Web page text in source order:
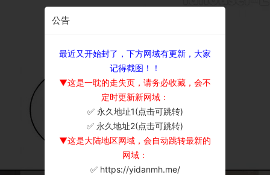
公告
最近又开始封了，下方网域有更新，大家
记得截图！！
▼这是一耽的走失页，请务必收藏，会不
定时更新新网域：
✅ 永久地址1(点击可跳转)
✅ 永久地址2(点击可跳转)
▼这是大陆地区网域，会自动跳转最新的
网域：
✅ https://yidanmh.me/